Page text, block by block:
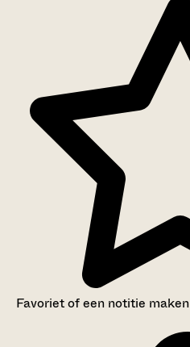
Favoriet of een notitie maken